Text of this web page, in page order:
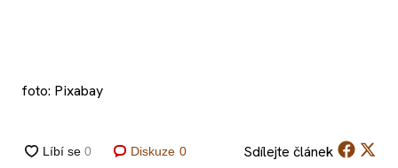
foto: Pixabay
Diskuze 0 Sdílejte článek